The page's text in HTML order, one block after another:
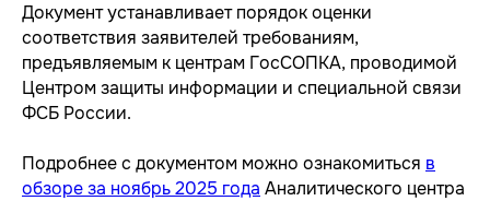
Документ устанавливает порядок оценки
соответствия заявителей требованиям,
предъявляемым к центрам ГосСОПКА, проводимой
Центром защиты информации и специальной связи
ФСБ России.
Подробнее с документом можно ознакомиться в
обзоре за ноябрь 2025 года Аналитического центра